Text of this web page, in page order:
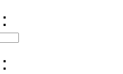
核心零部件配套供应商一览